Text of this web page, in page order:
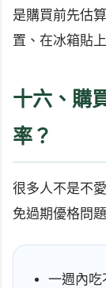
是購買前先估
置、在冰箱貼
十六、購
率？
很多人不是不
免過期優格問
一週內吃